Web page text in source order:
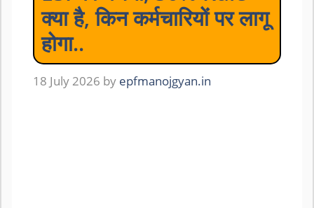
क्या है, किन कर्मचारियों पर लागू
होगा..
18 July 2026 by epfmanojgyan.in